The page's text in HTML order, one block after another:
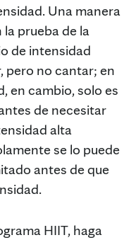
Una manera
prueba de la
de intensidad
pero no cantar; en
en cambio, solo es
de necesitar
alta
se lo puede
antes de que
HIIT, haga